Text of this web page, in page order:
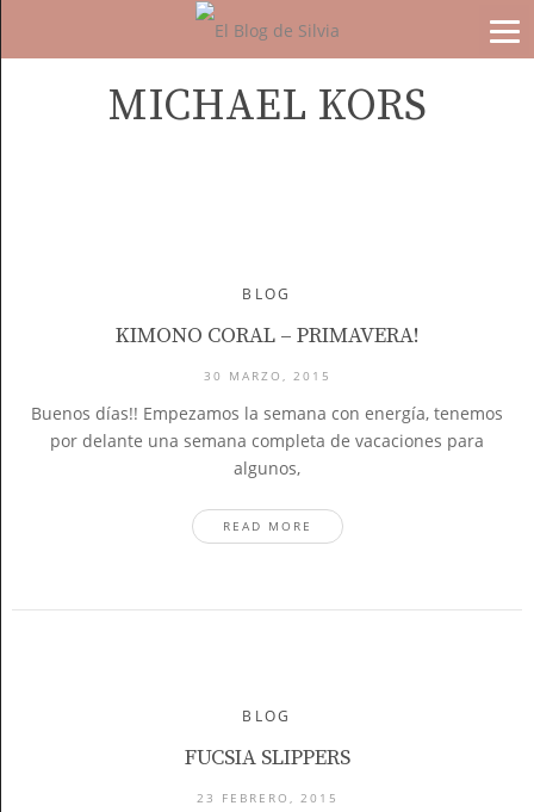
MICHAEL KORS
BLOG
KIMONO CORAL – PRIMAVERA!
30 MARZO, 2015
Buenos días!! Empezamos la semana con energía, tenemos
por delante una semana completa de vacaciones para
algunos,
READ MORE
BLOG
FUCSIA SLIPPERS
23 FEBRERO, 2015